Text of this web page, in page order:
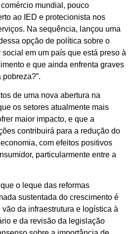
mundial, pouco
ao IED e protecionista nos
Na sequência, lançou uma
opção de política sobre o
em um país que está preso à
e que ainda enfrenta graves
de uma nova abertura na
os setores atualmente mais
maior impacto, e que a
contribuirá para a redução do
com efeitos positivos
particularmente entre a
o leque das reformas
sustentada do crescimento é
da infraestrutura e logística à
e da revisão da legislação